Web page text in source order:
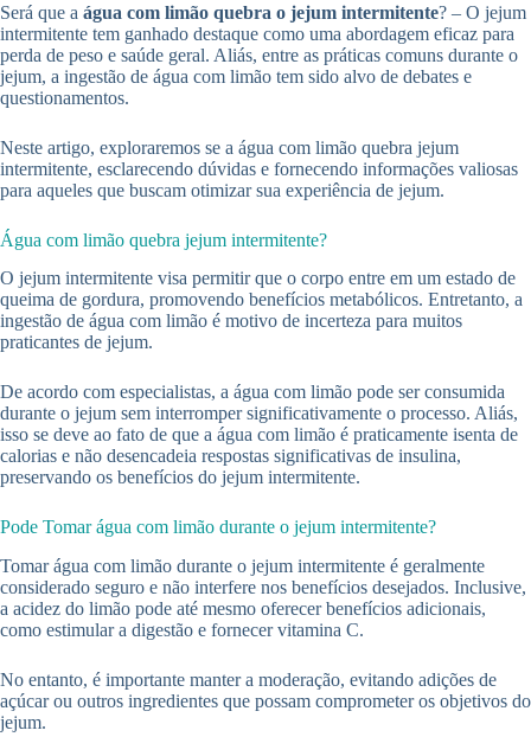
Será que a água com limão quebra o jejum intermitente? – O jejum
intermitente tem ganhado destaque como uma abordagem eficaz para
perda de peso e saúde geral. Aliás, entre as práticas comuns durante o
jejum, a ingestão de água com limão tem sido alvo de debates e
questionamentos.
Neste artigo, exploraremos se a água com limão quebra jejum
intermitente, esclarecendo dúvidas e fornecendo informações valiosas
para aqueles que buscam otimizar sua experiência de jejum.
Água com limão quebra jejum intermitente?
O jejum intermitente visa permitir que o corpo entre em um estado de
queima de gordura, promovendo benefícios metabólicos. Entretanto, a
ingestão de água com limão é motivo de incerteza para muitos
praticantes de jejum.
De acordo com especialistas, a água com limão pode ser consumida
durante o jejum sem interromper significativamente o processo. Aliás,
isso se deve ao fato de que a água com limão é praticamente isenta de
calorias e não desencadeia respostas significativas de insulina,
preservando os benefícios do jejum intermitente.
Pode Tomar água com limão durante o jejum intermitente?
Tomar água com limão durante o jejum intermitente é geralmente
considerado seguro e não interfere nos benefícios desejados. Inclusive,
a acidez do limão pode até mesmo oferecer benefícios adicionais,
como estimular a digestão e fornecer vitamina C.
No entanto, é importante manter a moderação, evitando adições de
açúcar ou outros ingredientes que possam comprometer os objetivos do
jejum.